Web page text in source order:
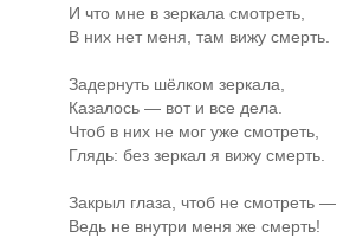
И что мне в зеркала смотреть,
В них нет меня, там вижу смерть.
Задернуть шёлком зеркала,
Казалось — вот и все дела.
Чтоб в них не мог уже смотреть,
Глядь: без зеркал я вижу смерть.
Закрыл глаза, чтоб не смотреть —
Ведь не внутри меня же смерть!